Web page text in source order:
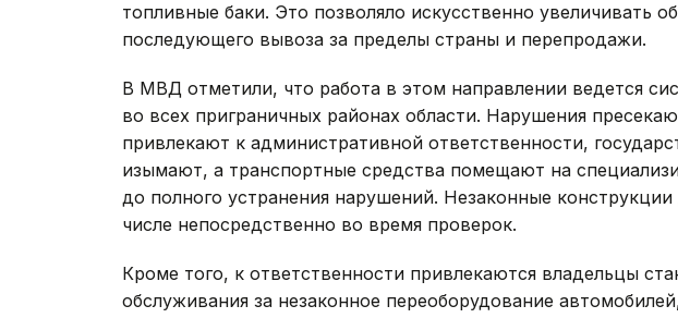
топливные баки. Это позволяло искусственно увеличивать
последующего вывоза за пределы страны и перепродажи.
В МВД отметили, что работа в этом направлении ведется
во всех приграничных районах области. Нарушения
привлекают к административной ответственности,
изымают, а транспортные средства помещают на
до полного устранения нарушений. Незаконные
числе непосредственно во время проверок.
Кроме того, к ответственности привлекаются владельцы
обслуживания за незаконное переоборудование